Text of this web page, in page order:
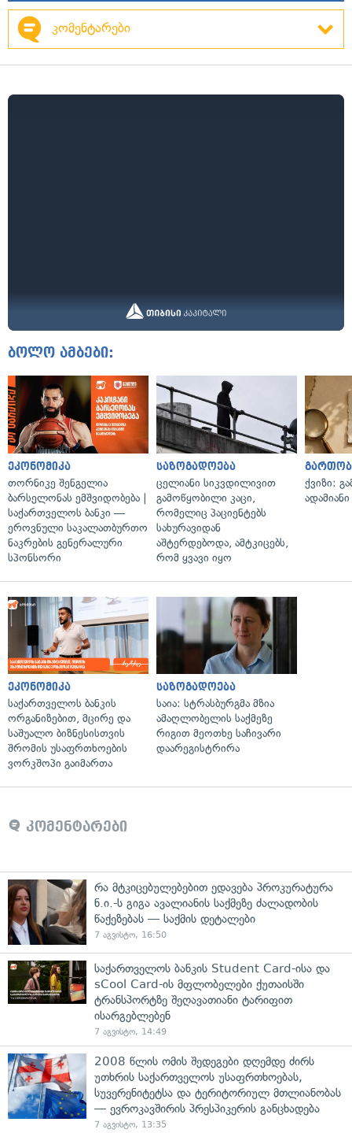
კომენტარები
ბოლო ამბები:
ეკონომიკა
თორნიკე შენგელია
ბარსელონას ემშვიდობება |
საქართველოს ბანკი —
ეროვნული საკალათბურთო
ნაკრების გენერალური
სპონსორი
საზოგადოება
ცელიანი სიკვდილივით
გამოწყობილი კაცი,
რომელიც პაციენტებს
სახურავიდან
აშტერდებოდა, ამტკიცებს,
რომ ყვავი იყო
ქვიზი:
ეკონომიკა
საქართველოს ბანკის
ორგანიზებით, მცირე და
საშუალო ბიზნესისთვის
შრომის უსაფრთხოების
ვორკშოპი გაიმართა
საზოგადოება
საია: სტრასბურგმა მზია
ამაღლობელის საქმეზე
რიგით მეოთხე საჩივარი
დაარეგისტრირა
კომენტარები
რა მტკიცებულებებით ედავება პროკურატურა
ნ.ი.-ს გიგა ავალიანის საქმეზე ძალადობის
წაქეზებას — საქმის დეტალები
7 აგვისტო, 16:50
საქართველოს ბანკის Student Card-ისა და
sCool Card-ის მფლობელები ქუთაისში
ტრანსპორტზე შეღავათიანი ტარიფით
ისარგებლებენ
7 აგვისტო, 14:49
2008 წლის ომის შედეგები დღემდე ძირს
უთხრის საქართველოს უსაფრთხოებას,
სუვერენიტეტსა და ტერიტორიულ მთლიანობას
— ევროკავშირის პრესპიკერის განცხადება
7 აგვისტო, 13:35